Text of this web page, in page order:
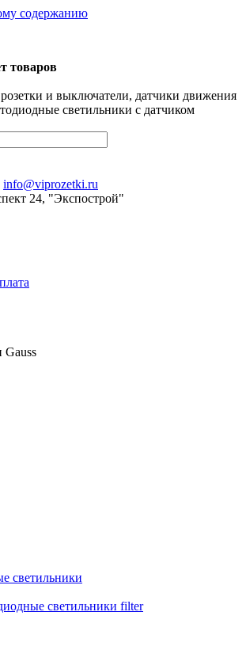
содержанию
товаров
и выключатели, датчики движения
светильники с датчиком
info@viprozetki.ru
24, "Экспострой"
Gauss
светильники
светильники filter